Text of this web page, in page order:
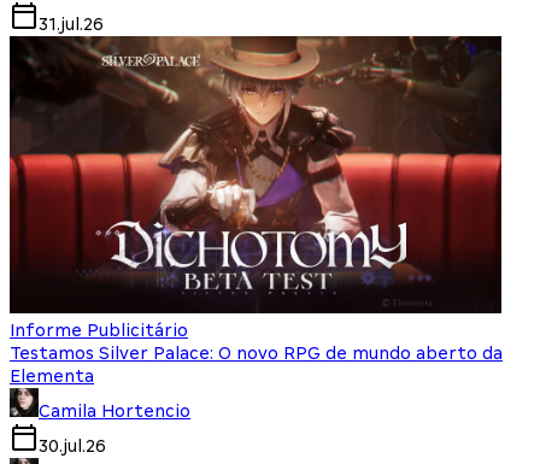
31.jul.26
Informe Publicitário
Testamos Silver Palace: O novo RPG de mundo aberto da
Elementa
Camila Hortencio
30.jul.26